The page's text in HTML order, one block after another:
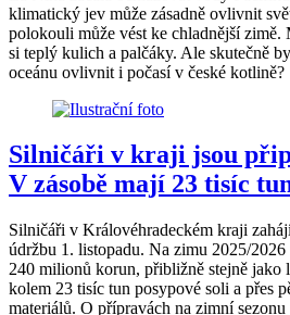
klimatický jev může zásadně ovlivnit
polokouli může vést ke chladnější zimě.
si teplý kulich a palčáky. Ale skutečně
oceánu ovlivnit i počasí v české kotlině?
Silničáři v kraji jsou
V zásobě mají 23 tisíc
Silničáři v Královéhradeckém kraji
údržbu 1. listopadu. Na zimu 2025/
240 milionů korun, přibližně stejně jako
kolem 23 tisíc tun posypové soli a přes
materiálů. O přípravách na zimní